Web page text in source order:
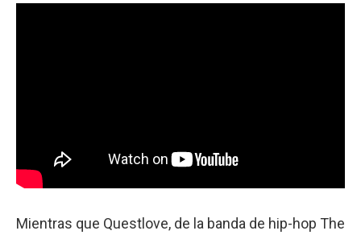
Mientras que Questlove, de la banda de hip-hop The